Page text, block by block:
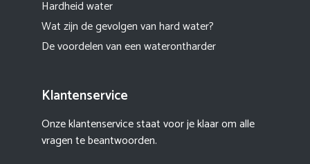
Hardheid water
Wat zijn de gevolgen van hard water?
De voordelen van een waterontharder
Klantenservice
Onze klantenservice staat voor je klaar om alle
vragen te beantwoorden.